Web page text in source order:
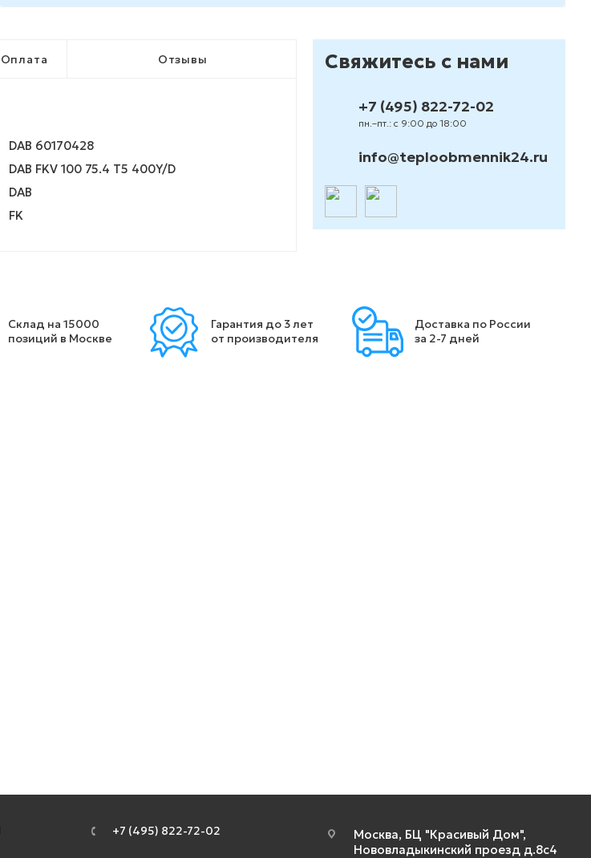
Оплата Отзывы
DAB 60170428
DAB FKV 100 75.4 T5 400Y/D
DAB
FK
Свяжитесь с нами
+7 (495) 822-72-02
пн.–пт.: с 9:00 до 18:00
info@teploobmennik24.ru
Склад на 15000
позиций в Москве
Гарантия до 3 лет
от производителя
Доставка по России
за 2-7 дней
+7 (495) 822-72-02
Москва, БЦ "Красивый Дом",
Нововладыкинский проезд д.8с4